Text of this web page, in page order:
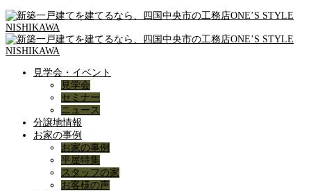
見学会・イベント
見学会
セミナー
ニュース
分譲地情報
お家の事例
お家の事例
平屋特集
スタッフの家
お客様の声